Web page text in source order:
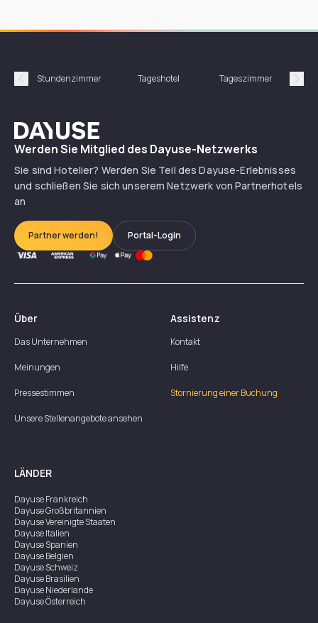
Précédent
Stundenzimmer Tageshotel Tageszimmer
Dayuse
Werden Sie Mitglied des Dayuse-Netzwerks
Sie sind Hotelier? Werden Sie Teil des Dayuse-Erlebnisses
und schließen Sie sich unserem Netzwerk von Partnerhotels
an
Partner werden! Portal-Login
Über
Das Unternehmen
Meinungen
Pressestimmen
Unsere Stellenangebote ansehen
Assistenz
Kontakt
Hilfe
Stornierung einer Buchung
LÄNDER
DayuseFrankreich
DayuseGroßbritannien
DayuseVereinigte Staaten
DayuseItalien
DayuseSpanien
DayuseBelgien
DayuseSchweiz
DayuseBrasilien
DayuseNiederlande
DayuseÖsterreich